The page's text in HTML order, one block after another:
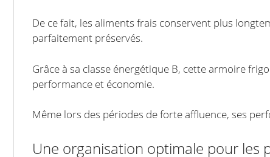
De ce fait, les aliments frais conservent plus
parfaitement préservés.
Grâce à sa classe énergétique B, cette armoire
performance et économie.
Même lors des périodes de forte affluence, ses
Une organisation optimale pour les